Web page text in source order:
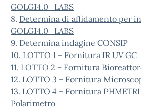
GOLGI4.0_LABS
8. Determina di affidamento per
GOLGI4.0_LABS
9. Determina indagine CONSIP
10. LOTTO 1 – Fornitura IR UV GC
11. LOTTO 2 – Fornitura
12. LOTTO 3 – Fornitura
13. LOTTO 4 – Fornitura
Polarimetro